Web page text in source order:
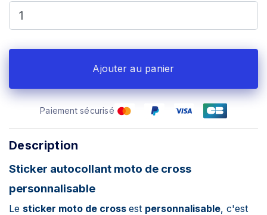
Ajouter au panier
Paiement sécurisé
Description
Sticker autocollant moto de cross
personnalisable
Le sticker moto de cross est personnalisable, c'est